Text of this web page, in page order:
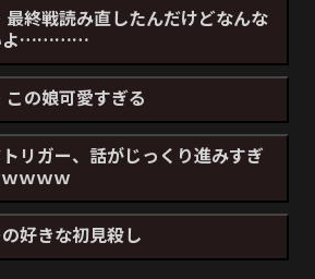
終戦読み直したんだけどなんな
よ…………
の娘可愛すぎる
トリガー、話がじっくり進みすぎ
ｗｗｗ
好きな初見殺し